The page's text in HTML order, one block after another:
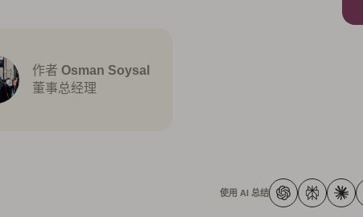
作者 Osman Soysal
董事总经理
使用 AI 总结